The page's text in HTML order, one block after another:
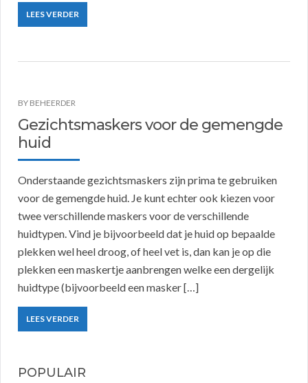
LEES VERDER
BY BEHEERDER
Gezichtsmaskers voor de gemengde
huid
Onderstaande gezichtsmaskers zijn prima te gebruiken
voor de gemengde huid. Je kunt echter ook kiezen voor
twee verschillende maskers voor de verschillende
huidtypen. Vind je bijvoorbeeld dat je huid op bepaalde
plekken wel heel droog, of heel vet is, dan kan je op die
plekken een maskertje aanbrengen welke een dergelijk
huidtype (bijvoorbeeld een masker […]
LEES VERDER
POPULAIR